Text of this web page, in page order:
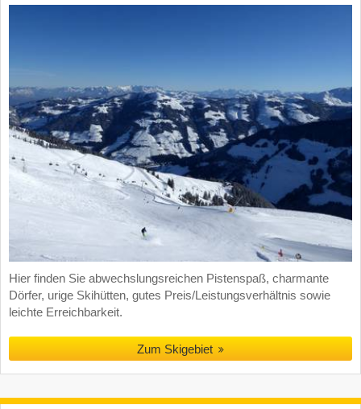
Hier finden Sie abwechslungsreichen Pistenspaß, charmante
Dörfer, urige Skihütten, gutes Preis/Leistungsverhältnis sowie
leichte Erreichbarkeit.
Zum Skigebiet